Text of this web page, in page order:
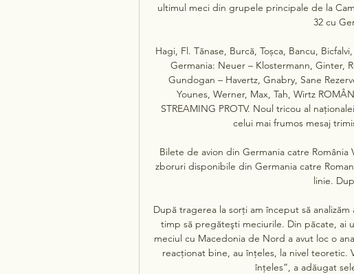
ultimul meci din grupele principale de la
32 cu
Hagi, Fl. Tănase, Burcă, Toșca, Bancu,
Germania: Neuer – Klostermann, Ginter,
Gundogan – Havertz, Gnabry, Sane
Younes, Werner, Max, Tah, Wirtz
STREAMING PROTV. Noul tricou al
celui mai frumos mesaj
Bilete de avion din Germania catre România
zboruri disponibile din Germania catre
linie.
După tragerea la sorţi am început să
timp să pregăteşti meciurile. Din păcate, ai
meciul cu Macedonia de Nord a avut loc o
reacţionat bine, au înţeles, la nivel teoretic.
înţeles”, a adăugat